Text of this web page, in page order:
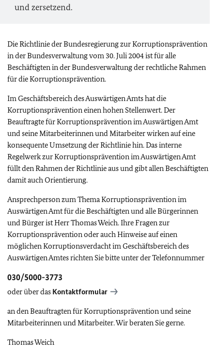
und zersetzend.
Die Richtlinie der Bundesregierung zur Korruptionsprävention
in der Bundesverwaltung vom 30. Juli 2004 ist für alle
Beschäftigten in der Bundesverwaltung der rechtliche Rahmen
für die Korruptionsprävention.
Im Geschäftsbereich des Auswärtigen Amts hat die
Korruptionsprävention einen hohen Stellenwert. Der
Beauftragte für Korruptionsprävention im Auswärtigen Amt
und seine Mitarbeiterinnen und Mitarbeiter wirken auf eine
konsequente Umsetzung der Richtlinie hin. Das interne
Regelwerk zur Korruptionsprävention im Auswärtigen Amt
füllt den Rahmen der Richtlinie aus und gibt allen Beschäftigten
damit auch Orientierung.
Ansprechperson zum Thema Korruptionsprävention im
Auswärtigen Amt für die Beschäftigten und alle Bürgerinnen
und Bürger ist Herr Thomas Weich. Ihre Fragen zur
Korruptionsprävention oder auch Hinweise auf einen
möglichen Korruptionsverdacht im Geschäftsbereich des
Auswärtigen Amtes richten Sie bitte unter der Telefonnummer
030/5000-3773
oder über das Kontaktformular
an den Beauftragten für Korruptionsprävention und seine
Mitarbeiterinnen und Mitarbeiter. Wir beraten Sie gerne.
Thomas Weich